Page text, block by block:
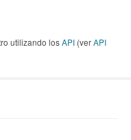
utilizando losAPI (verAPI